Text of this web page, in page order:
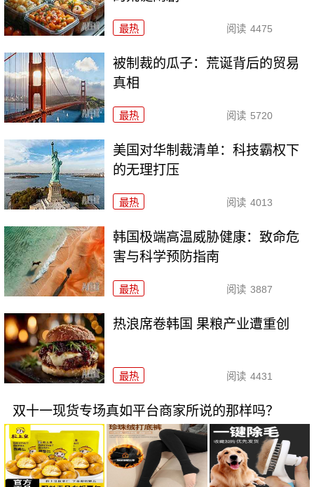
最热 阅读 4475
被制裁的瓜子：荒诞背后的贸易
真相
最热 阅读 5720
美国对华制裁清单：科技霸权下
的无理打压
最热 阅读 4013
韩国极端高温威胁健康：致命危
害与科学预防指南
最热 阅读 3887
热浪席卷韩国 果粮产业遭重创
最热 阅读 4431
双十一现货专场真如平台商家所说的那样吗？